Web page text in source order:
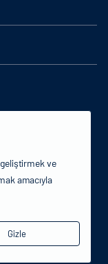
hakları saklıdır.
ve
amacıyla
Gizle